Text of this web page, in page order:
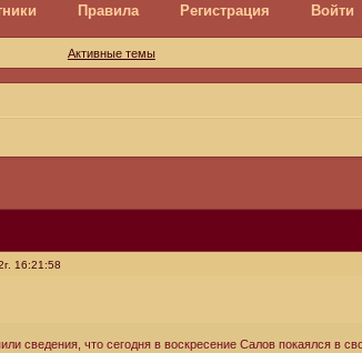
Правила Регистрация Войти
Активные темы
16:21:58
сведения, что сегодня в воскресение Салов покаялся в